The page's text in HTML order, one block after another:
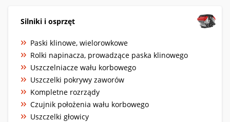
Silniki i osprzęt
Paski klinowe, wielorowkowe
Rolki napinacza, prowadzące paska klinowego
Uszczelniacze wału korbowego
Uszczelki pokrywy zaworów
Kompletne rozrządy
Czujnik położenia wału korbowego
Uszczelki głowicy